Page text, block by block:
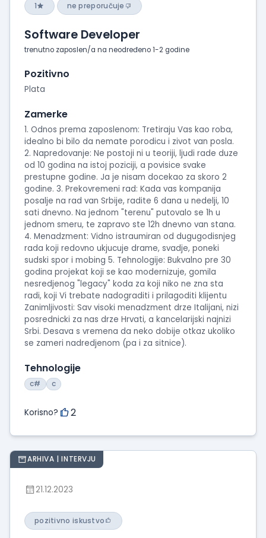
1 ne preporučuje
Software Developer
trenutno zaposlen/a na neodređeno 1-2 godine
Pozitivno
Plata
Zamerke
1. Odnos prema zaposlenom: Tretiraju Vas kao roba,
idealno bi bilo da nemate porodicu i zivot van posla.
2. Napredovanje: Ne postoji ni u teoriji, ljudi rade duze
od 10 godina na istoj poziciji, a povisice svake
prestupne godine. Ja je nisam docekao za skoro 2
godine. 3. Prekovremeni rad: Kada vas kompanija
posalje na rad van Srbije, radite 6 dana u nedelji, 10
sati dnevno. Na jednom "terenu" putovalo se 1h u
jednom smeru, te zapravo ste 12h dnevno van stana.
4. Menadzment: Vidno istraumiran od dugugodisnjeg
rada koji redovno ukjucuje drame, svadje, poneki
sudski spor i mobing 5. Tehnologije: Bukvalno pre 30
godina projekat koji se kao modernizuje, gomila
nesredjenog "legacy" koda za koji niko ne zna sta
radi, koji Vi trebate nadograditi i prilagoditi klijentu
Zanimljivosti: Sav visoki menadzment drze Italijani, nizi
posrednicki za nas drze Hrvati, a kancelarijski najnizi
Srbi. Desava s vremena da neko dobije otkaz ukoliko
se zameri nadredjenom (pa i za sitnice).
Tehnologije
c# c
Korisno? 2
ARHIVA | INTERVJU
21.12.2023
pozitivno iskustvo